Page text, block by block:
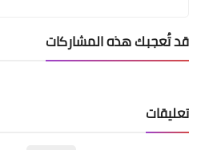
قد تُعجبك هذه المشاركات
تعليقات